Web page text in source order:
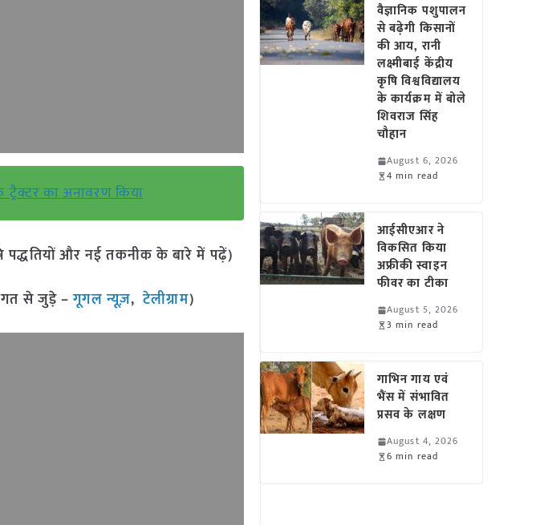
ट्रैक्टर का अनावरण किया
पद्धतियों और नई तकनीक के बारे में पढ़ें)
से जुड़े –गूगल न्यूज़,टेलीग्राम)
वैज्ञानिक पशुपालन
से बढ़ेगी किसानों
की आय, रानी
लक्ष्मीबाई केंद्रीय
कृषि विश्वविद्यालय
के कार्यक्रम में बोले
शिवराज सिंह
चौहान
August 6, 2026
4 min read
आईसीएआर ने
विकसित किया
अफ्रीकी स्वाइन
फीवर का टीका
August 5, 2026
3 min read
गाभिन गाय एवं
भैंस में संभावित
प्रसव के लक्षण
August 4, 2026
6 min read